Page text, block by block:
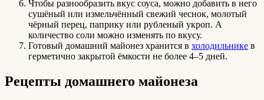
Чтобы разнообразить вкус соуса, можно добавить в него
сушёный или измельчённый свежий чеснок, молотый
чёрный перец, паприку или рубленый укроп. А
количество соли можно изменять по вкусу.
Готовый домашний майонез хранится в холодильнике в
герметично закрытой ёмкости не более 4–5 дней.
Рецепты домашнего майонеза